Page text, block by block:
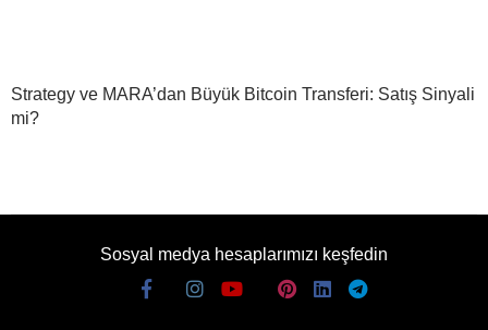
Strategy ve MARA’dan Büyük Bitcoin Transferi: Satış Sinyali
mi?
Sosyal medya hesaplarımızı keşfedin